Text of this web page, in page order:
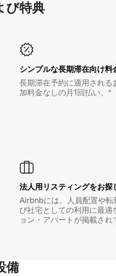
び特⁠典
シンプルな長期滞在向け料
長期滞在予約に適用される
加料金なしの月1回払い。*
法人用リスティングをお探
Airbnbには、人員配置や転
び社宅としての利用に最適
ョン・アパートが掲載され
備